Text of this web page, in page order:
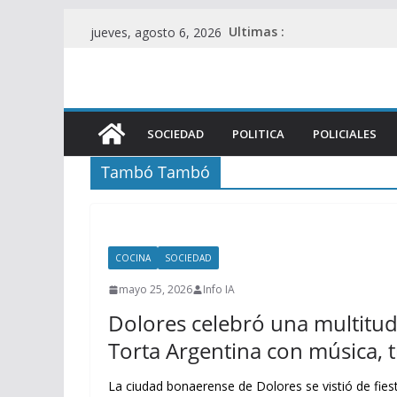
jueves, agosto 6, 2026 Ultimas :
SOCIEDAD POLITICA POLICIALES
Tambó Tambó
COCINA SOCIEDAD
mayo 25, 2026 Info IA
Dolores celebró una
Torta Argentina con música,
La ciudad bonaerense de Dolores se vistió de